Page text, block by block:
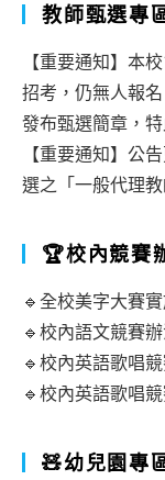
教師甄選專
【重要通知】本
招考，仍無人報
發布甄選簡章，特
【重要通知】公
選之「一般代理
🏆校內競賽
🔹全校美字大賽
🔹校內語文競賽
🔹校內英語歌唱
🔹校內英語歌唱
🧸幼兒園專